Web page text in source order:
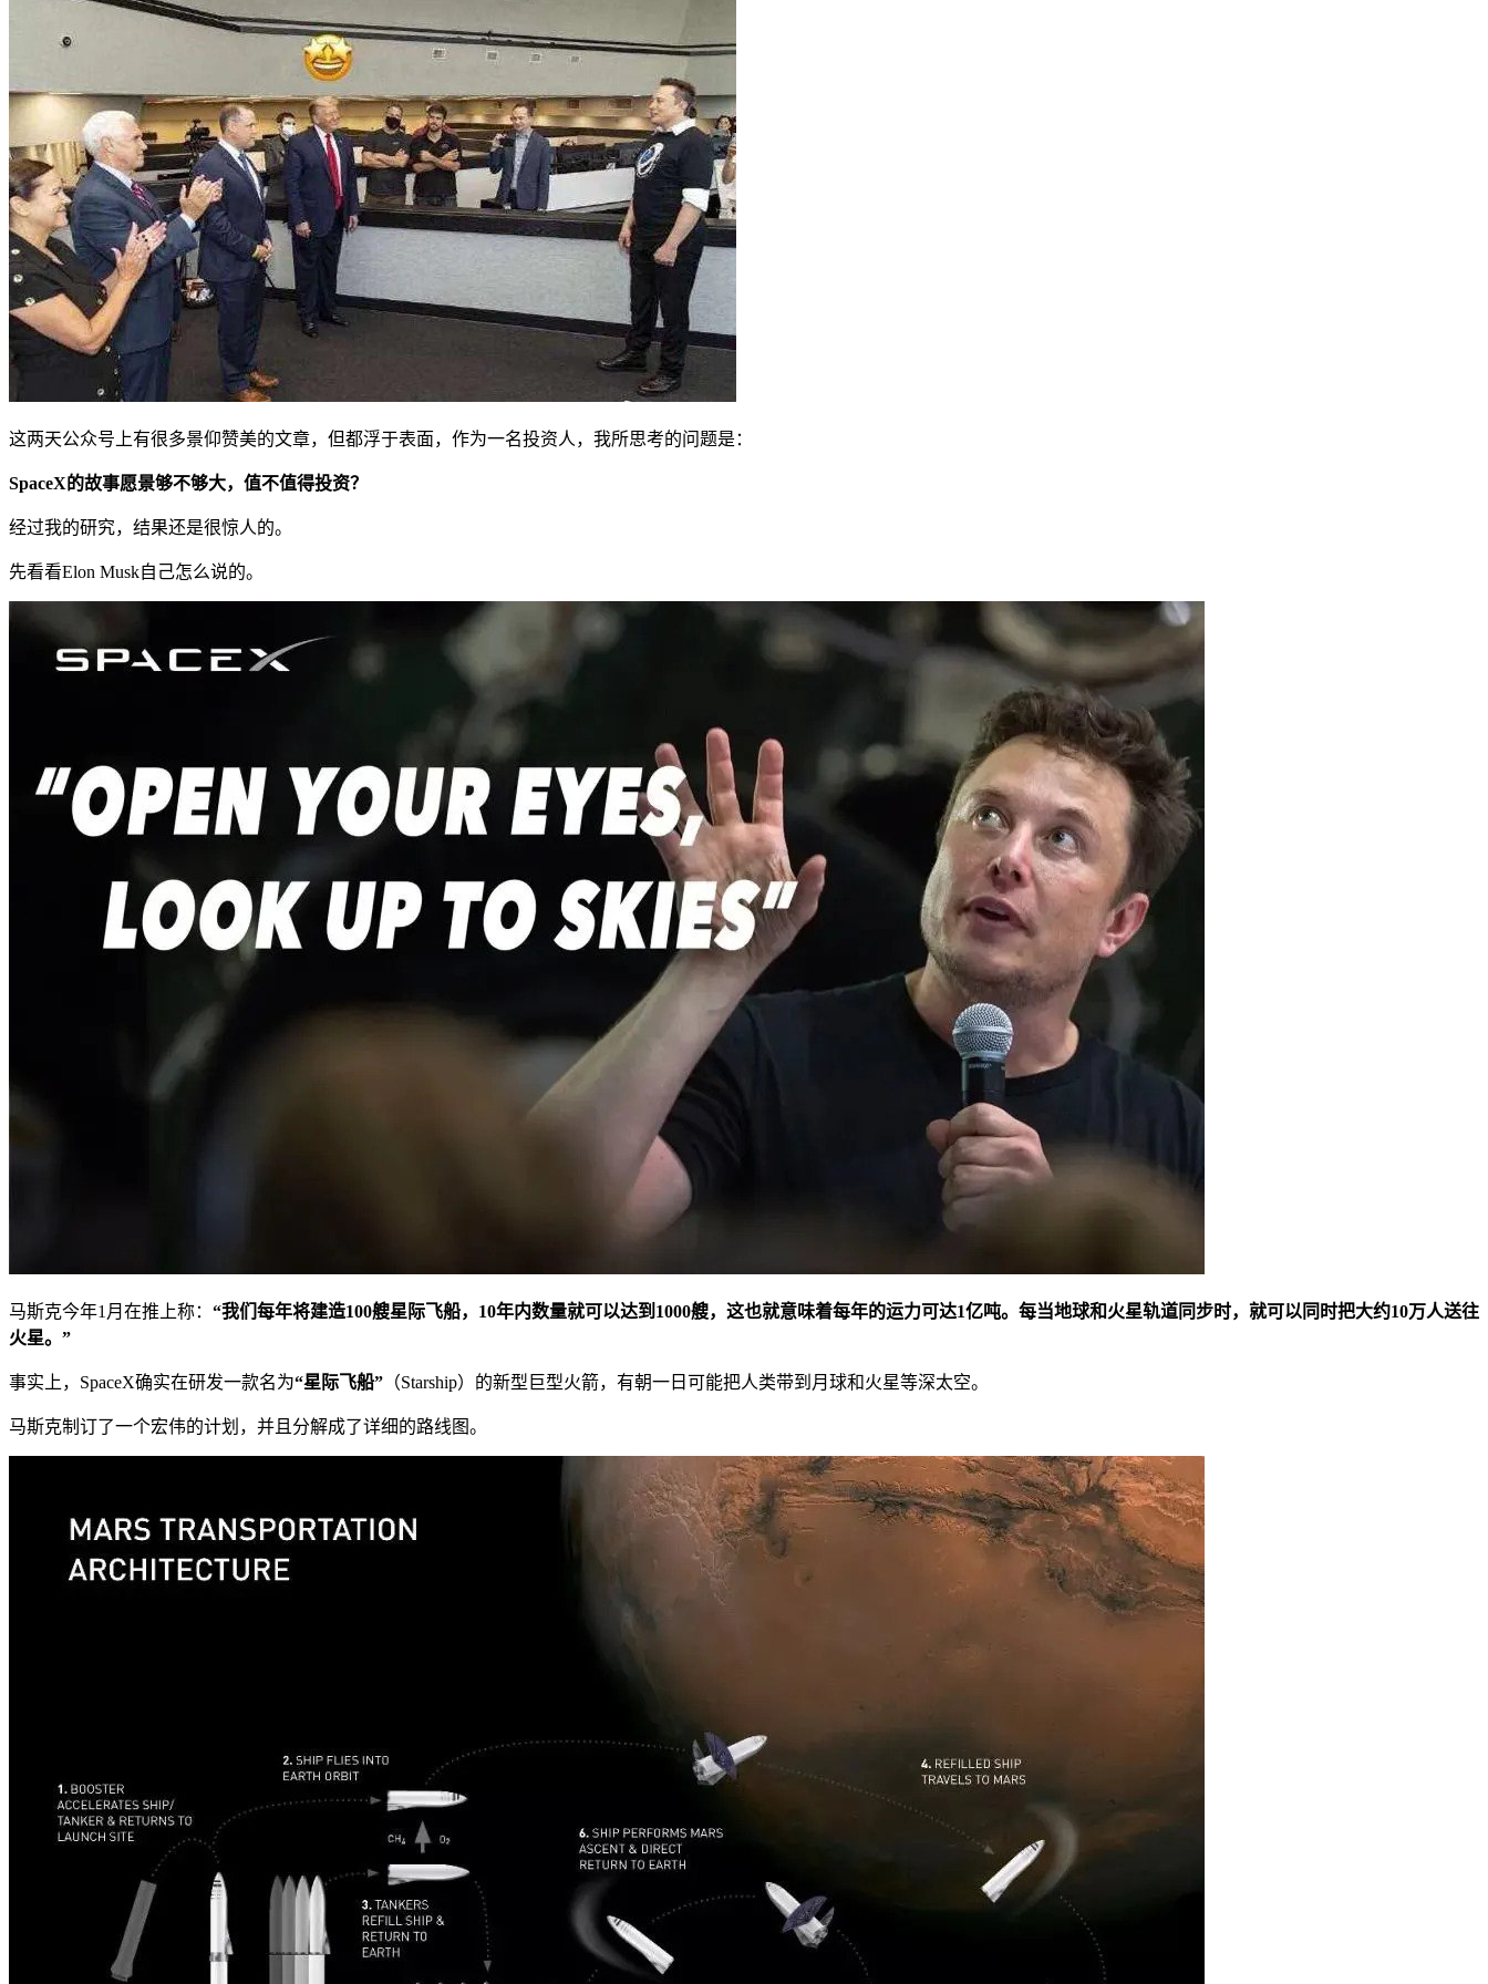
这两天公众号上有很多景仰赞美的文章，但都浮于表面，作为一名投资人，我所思考的问题是：
SpaceX的故事愿景够不够大，值不值得投资？
经过我的研究，结果还是很惊人的。
先看看Elon Musk自己怎么说的。
马斯克今年1月在推上称： “我们每年将建造100艘星际飞船，10年内数量就可以达到1000艘，这也就意味着每年的运力可达1亿吨。每当地球和火星轨道同步时，就可以同时把大约10万人送往
火星。”
事实上，SpaceX确实在研发一款名为“星际飞船” （Starship）的新型巨型火箭，有朝一日可能把人类带到月球和火星等深太空。
马斯克制订了一个宏伟的计划，并且分解成了详细的路线图。